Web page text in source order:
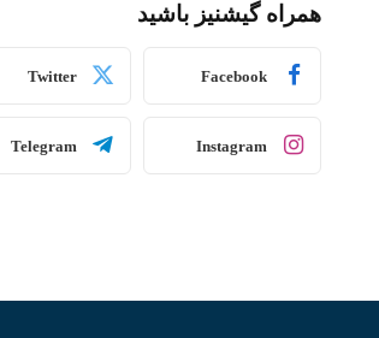
همراه گیشنیز باشید
Facebook
Twitter
Instagram
Telegram